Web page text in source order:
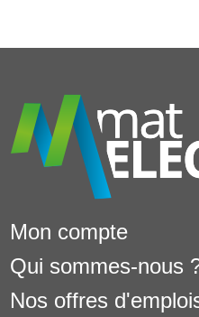
Mon compte
Qui sommes-nous
Nos offres